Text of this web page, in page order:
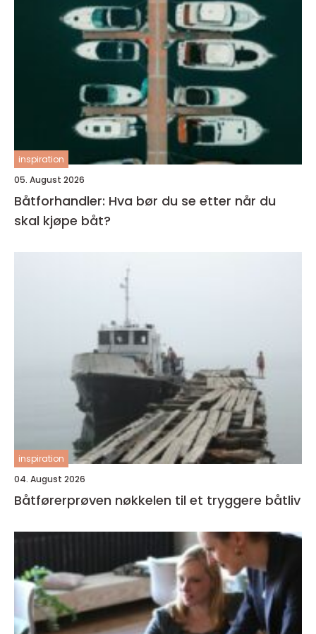
inspiration
05. August 2026
Båtforhandler: Hva bør du se etter når du
skal kjøpe båt?
inspiration
04. August 2026
Båtførerprøven nøkkelen til et tryggere båtliv